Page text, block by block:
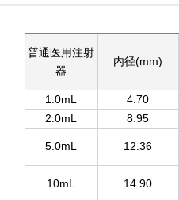
普通医用注射
器
内径(mm)
1.0mL
4.70
2.0mL
8.95
5.0mL 12.36
10mL 14.90